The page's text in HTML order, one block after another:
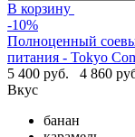
В корзину
-10%
Полноценный
питания - Tokyo
5 400 руб.
4 860
Вкус
банан